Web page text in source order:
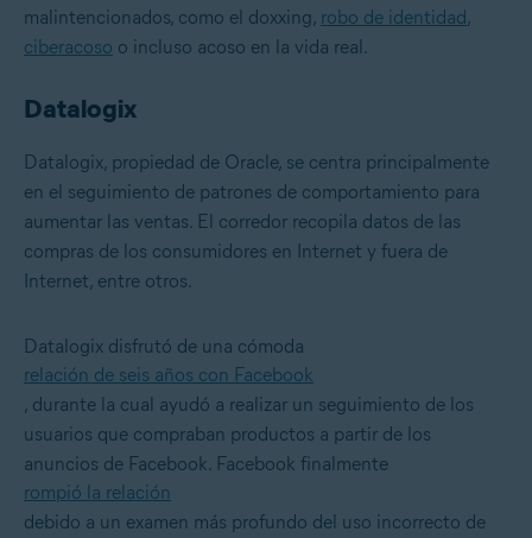
malintencionados, como el doxxing, robo de identidad,
ciberacoso o incluso acoso en la vida real.
Datalogix
Datalogix, propiedad de Oracle, se centra principalmente
en el seguimiento de patrones de comportamiento para
aumentar las ventas. El corredor recopila datos de las
compras de los consumidores en Internet y fuera de
Internet, entre otros.
Datalogix disfrutó de una cómoda
relación de seis años con Facebook
, durante la cual ayudó a realizar un seguimiento de los
usuarios que compraban productos a partir de los
anuncios de Facebook. Facebook finalmente
rompió la relación
debido a un examen más profundo del uso incorrecto de